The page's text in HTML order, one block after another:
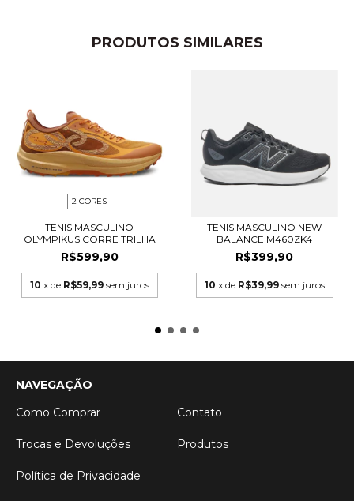
PRODUTOS SIMILARES
2 CORES
TENIS MASCULINO
OLYMPIKUS CORRE TRILHA
R$599,90
10 x de R$59,99 sem juros
TENIS MASCULINO NEW
BALANCE M460ZK4
R$399,90
10 x de R$39,99 sem juros
NAVEGAÇÃO
Como Comprar
Contato
Trocas e Devoluções Produtos
Política de Privacidade